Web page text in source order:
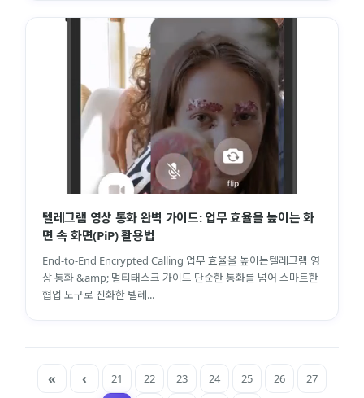
텔레그램 영상 통화 완벽 가이드: 업무 효율을 높이는 화
면 속 화면(PiP) 활용법
End-to-End Encrypted Calling 업무 효율을 높이는텔레그램 영
상 통화 &amp; 멀티태스크 가이드 단순한 통화를 넘어 스마트한
협업 도구로 진화한 텔레...
21 22 23 24 25 26 27